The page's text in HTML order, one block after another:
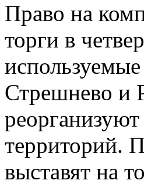
Право на
торги в
Стрешнево и
территорий.
выставят на